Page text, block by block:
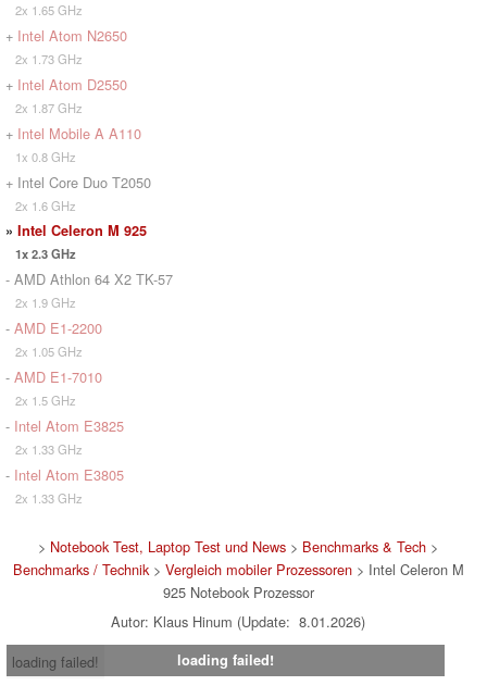
2x 1.65 GHz
+ Intel Atom N2650
2x 1.73 GHz
+ Intel Atom D2550
2x 1.87 GHz
+ Intel Mobile A A110
1x 0.8 GHz
+ Intel Core Duo T2050
2x 1.6 GHz
» Intel Celeron M 925
1x 2.3 GHz
- AMD Athlon 64 X2 TK-57
2x 1.9 GHz
- AMD E1-2200
2x 1.05 GHz
- AMD E1-7010
2x 1.5 GHz
- Intel Atom E3825
2x 1.33 GHz
- Intel Atom E3805
2x 1.33 GHz
> Notebook Test, Laptop Test und News > Benchmarks & Tech >
Benchmarks / Technik> Vergleich mobiler Prozessoren> Intel Celeron M
925 Notebook Prozessor
Autor: Klaus Hinum (Update: 8.01.2026)
loading failed!
loading failed!